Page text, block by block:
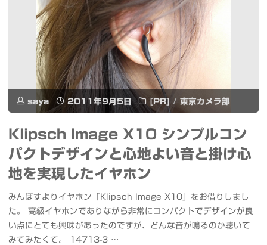
音
と
コ
ス
ト
フ
ォ
ー
マ
saya 2011年9月5日 [PR] / 東京カメラ部
Klipsch Image X10 シンプルコン
パクトデザインと心地よい音と掛け心
地を実現したイヤホン
みんぽすよりイヤホン「Klipsch Image X10」をお借りしまし
た。 高級イヤホンでありながら非常にコンパクトでデザインが良
い点にとても興味があったのですが、どんな音が鳴るのか聴いて
みてみたくて。 14713-3 …